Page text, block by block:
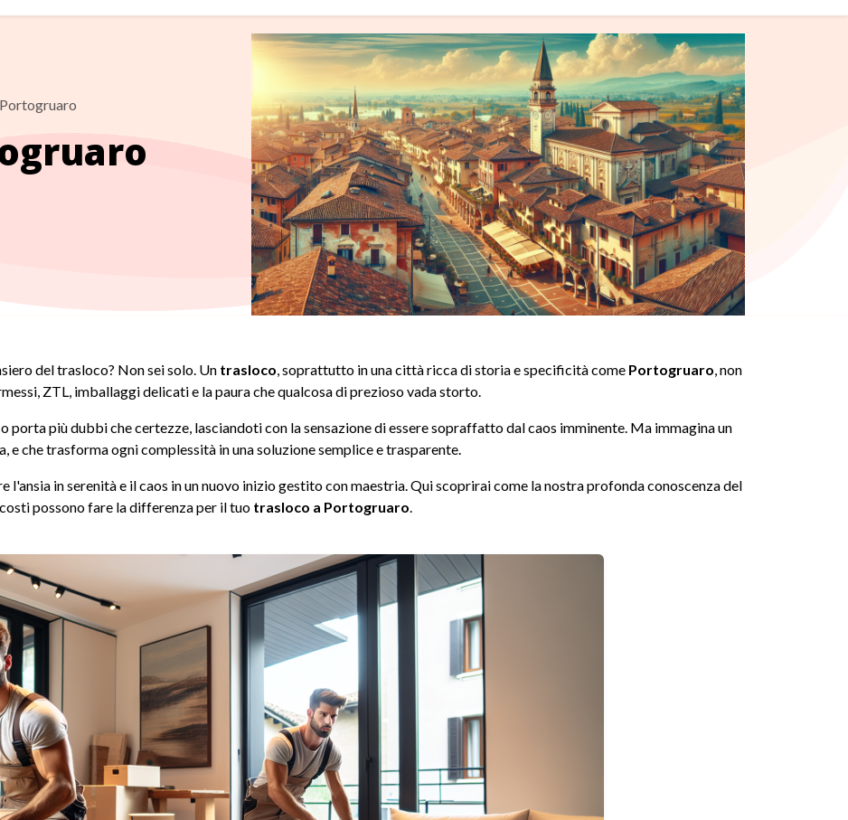
del trasloco? Non sei solo. Un trasloco, soprattutto in una città ricca di storia e specificità come Portogruaro, non
ZTL, imballaggi delicati e la paura che qualcosa di prezioso vada storto.
porta più dubbi che certezze, lasciandoti con la sensazione di essere sopraffatto dal caos imminente. Ma immagina un
e che trasforma ogni complessità in una soluzione semplice e trasparente.
l'ansia in serenità e il caos in un nuovo inizio gestito con maestria. Qui scoprirai come la nostra profonda conoscenza del
possono fare la differenza per il tuo trasloco a Portogruaro.